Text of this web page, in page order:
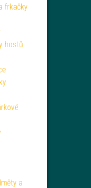
frkačky
hostů
a